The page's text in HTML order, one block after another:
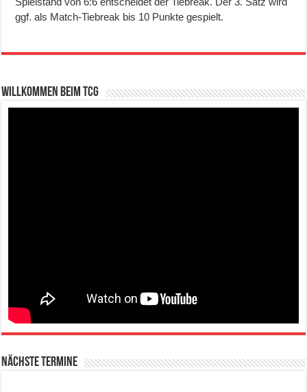
ggf. als Match-Tiebreak bis 10 Punkte gespielt.
Willkommen beim TCG
Nächste Termine